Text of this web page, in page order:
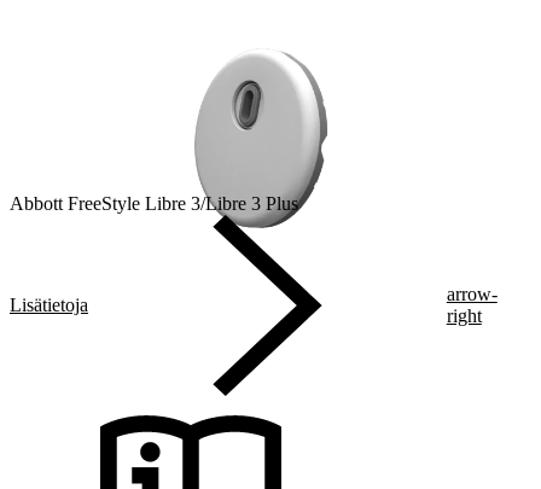
Abbott FreeStyle Libre 3/Libre 3 Plus
Lisätietoja
arrow-
right